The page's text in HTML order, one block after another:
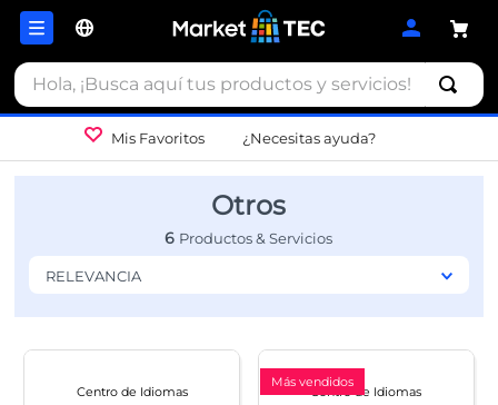
Hola, ¡Busca aquí tus productos y servicios!
Mis Favoritos ¿Necesitas ayuda?
Otros
6
RELEVANCIA
Centro de Idiomas
Más vendidos
Centro de Idiomas